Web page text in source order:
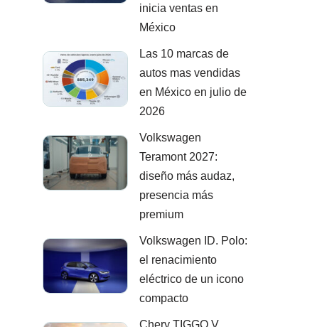
inicia ventas en
México
Las 10 marcas de
autos mas vendidas
en México en julio de
2026
Volkswagen
Teramont 2027:
diseño más audaz,
presencia más
premium
Volkswagen ID. Polo:
el renacimiento
eléctrico de un icono
compacto